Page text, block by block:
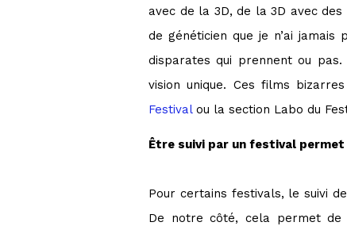
avec de la 3D, de la 3D avec
de généticien que je n’ai
disparates qui prennent ou
vision unique. Ces films
Festivalou la section Labo du
Être suivi par un festival
Pour certains festivals, le suivi
De notre côté, cela permet de